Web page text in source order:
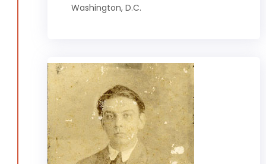
Washington, D.C.